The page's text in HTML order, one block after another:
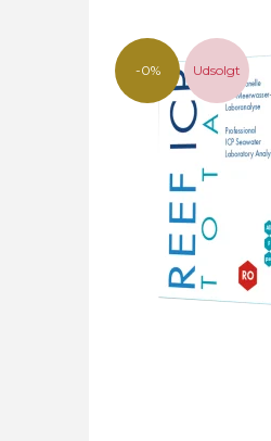
-0% Udsolgt